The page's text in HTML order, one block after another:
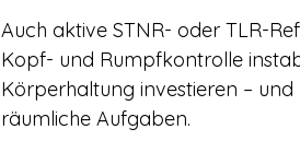
Auch aktive STNR- oder TLR-
Kopf- und Rumpfkontrolle
Körperhaltung investieren –
räumliche Aufgaben.